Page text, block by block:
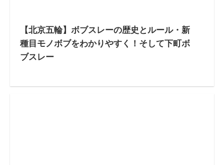
【北京五輪】ボブスレーの歴史とルール・新
種目モノボブをわかりやすく！そして下町ボ
ブスレー